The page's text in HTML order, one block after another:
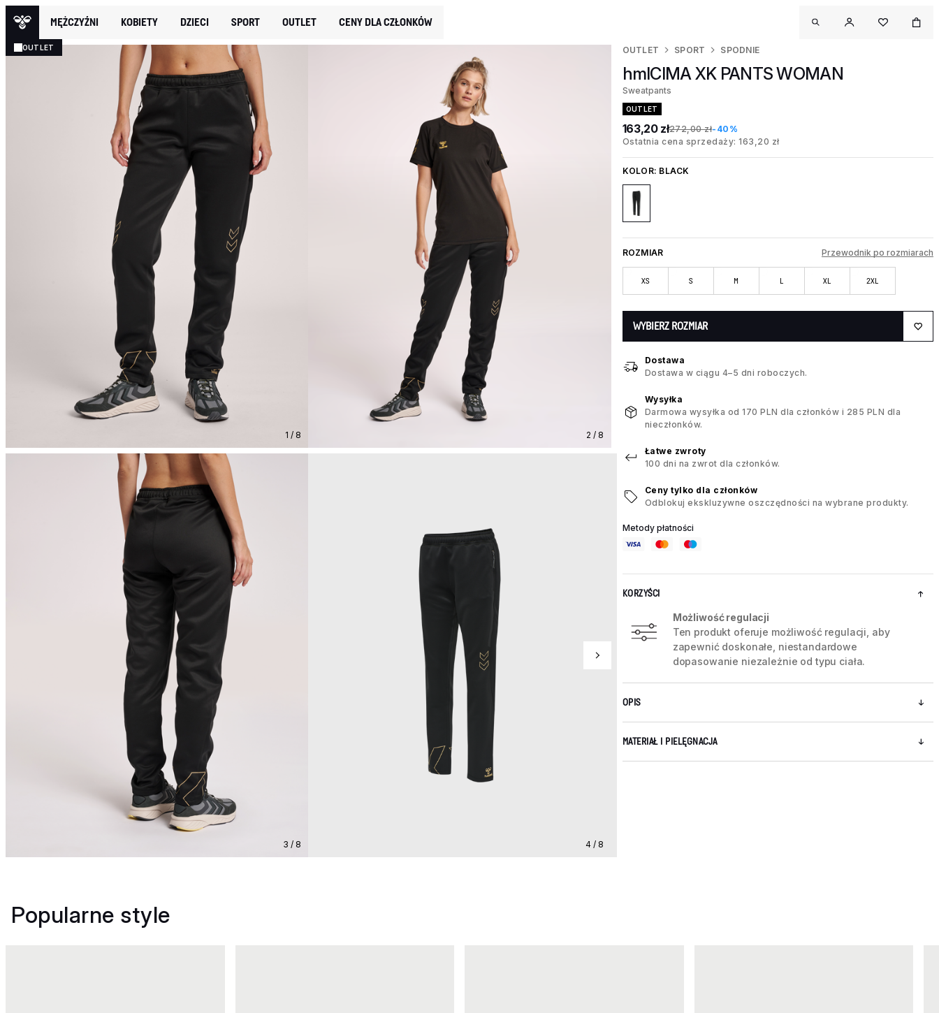
MĘŻCZYŹNI KOBIETY DZIECI SPORT OUTLET CENY DLA CZŁONKÓW
OUTLET
1 / 8 2 / 8
3 / 8 4 / 8
OUTLET SPORT SPODNIE
hmlCIMA XK PANTS WOMAN
Sweatpants
OUTLET
163,20 zł272,00 zł-40%
Ostatnia cena sprzedaży: 163,20 zł
KOLOR: BLACK
ROZMIAR Przewodnik po rozmiarach
XS S M L XL 2XL
WYBIERZ ROZMIAR
Dostawa
Dostawa w ciągu 4–5 dni roboczych.
Wysyłka
Darmowa wysyłka od 170 PLN dla członków i 285 PLN dla
nieczłonków.
Łatwe zwroty
100 dni na zwrot dla członków.
Ceny tylko dla członków
Odblokuj ekskluzywne oszczędności na wybrane produkty.
Metody płatności
KORZYŚCI
Możliwość regulacji
Ten produkt oferuje możliwość regulacji, aby
zapewnić doskonałe, niestandardowe
dopasowanie niezależnie od typu ciała.
OPIS
MATERIAŁ I PIELĘGNACJA
Popularne style